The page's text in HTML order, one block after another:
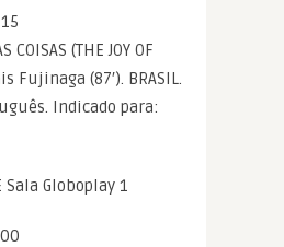
COISAS (THE JOY OF
Fujinaga (87′). BRASIL.
Indicado para:
Sala Globoplay 1